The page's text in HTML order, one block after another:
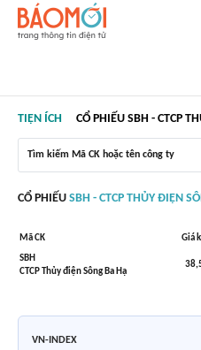
TIỆN ÍCH CỔ PHIẾU SBH - CTCP
Tìm kiếm Mã CK hoặc tên công ty
CỔ PHIẾU SBH - CTCP THỦY ĐIỆN
Mã CK Giá
SBH
CTCP Thủy điện Sông Ba Hạ
VN-INDEX